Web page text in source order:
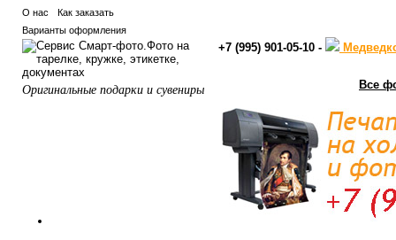
О нас
Как заказать
Варианты оформления
Оригинальные подарки и сувениры
+7 (995) 901-05-10 -
Все